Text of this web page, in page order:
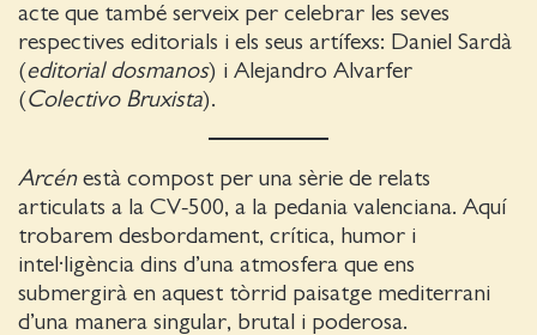
acte que també serveix per celebrar les seves
respectives editorials i els seus artífexs: Daniel Sardà
(editorial dosmanos) i Alejandro Alvarfer
(Colectivo Bruxista).
Arcén està compost per una sèrie de relats
articulats a la CV-500, a la pedania valenciana. Aquí
trobarem desbordament, crítica, humor i
intel·ligència dins d’una atmosfera que ens
submergirà en aquest tòrrid paisatge mediterrani
d’una manera singular, brutal i poderosa.